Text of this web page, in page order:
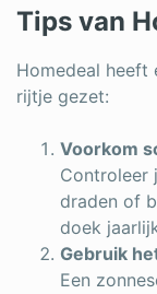
Tips van
Homedeal heeft
rijtje gezet:
Voorkom
Controleer
draden of
doek
Gebruik
Een